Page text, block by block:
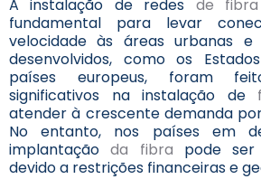
A instalação de redes de
fundamental para levar
velocidade às áreas urbanas e
desenvolvidos, como os
países europeus, foram
significativos na instalação de
atender à crescente demanda
No entanto, nos países em
implantaçãoda fibra pode ser
devido a restrições financeiras e